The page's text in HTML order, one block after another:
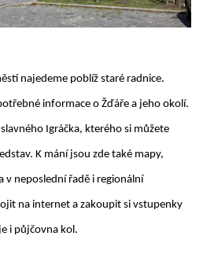
najedeme poblíž staré radnice.
informace o Žďáře a jeho okolí.
Igráčka, kterého si můžete
K mání jsou zde také mapy,
v neposlední řadě i regionální
na internet a zakoupit si vstupenky
i půjčovna kol.